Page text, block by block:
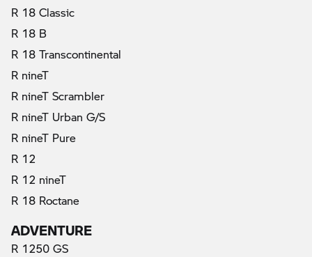
R 18 Classic
R 18 B
R 18 Transcontinental
R nineT
R nineT Scrambler
R nineT Urban G/S
R nineT Pure
R 12
R 12 nineT
R 18 Roctane
ADVENTURE
R 1250 GS